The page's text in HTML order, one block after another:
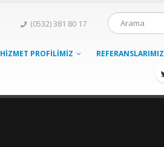
(0532) 381 80 17
HIZMET PROFILIMIZ REFERANSLARIMIZ